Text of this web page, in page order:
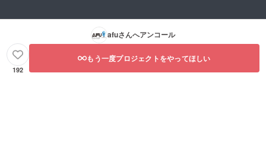
afuさんへアンコール
192
もう一度プロジェクトをやってほしい